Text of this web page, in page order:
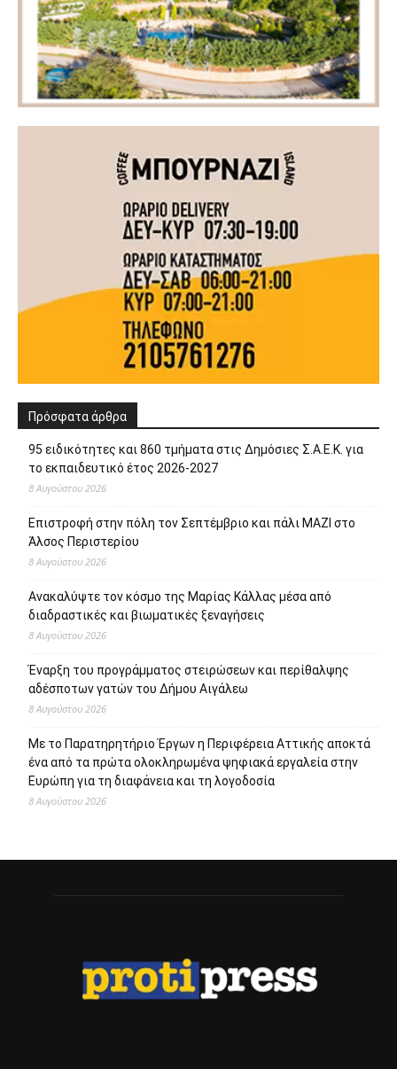
Πρόσφατα άρθρα
95 ειδικότητες και 860 τμήματα στις Δημόσιες Σ.Α.Ε.Κ. για
το εκπαιδευτικό έτος 2026-2027
8 Αυγούστου 2026
Επιστροφή στην πόλη τον Σεπτέμβριο και πάλι ΜΑΖΙ στο
Άλσος Περιστερίου
8 Αυγούστου 2026
Ανακαλύψτε τον κόσμο της Μαρίας Κάλλας μέσα από
διαδραστικές και βιωματικές ξεναγήσεις
8 Αυγούστου 2026
Έναρξη του προγράμματος στειρώσεων και περίθαλψης
αδέσποτων γατών του Δήμου Αιγάλεω
8 Αυγούστου 2026
Με το Παρατηρητήριο Έργων η Περιφέρεια Αττικής αποκτά
ένα από τα πρώτα ολοκληρωμένα ψηφιακά εργαλεία στην
Ευρώπη για τη διαφάνεια και τη λογοδοσία
8 Αυγούστου 2026